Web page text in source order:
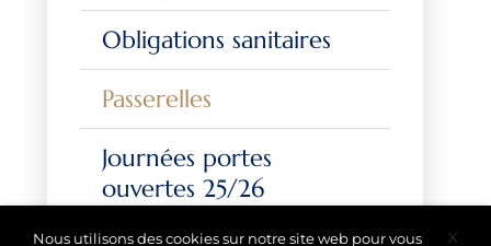
Obligations sanitaires
Passerelles
Journées portes
ouvertes 25/26
X
Nous utilisons des cookies sur notre site web pour vous